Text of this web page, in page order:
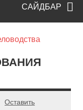
САЙДБАР
Оставить